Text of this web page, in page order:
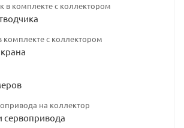
в комплекте с коллектором
комплекте с коллектором
на коллектор
сервопривода